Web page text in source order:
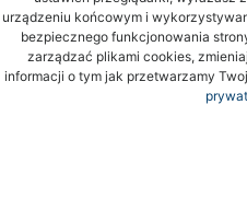
urządzeniu końcowym i
bezpiecznego funkcjonowania
zarządzać plikami cookies,
informacji o tym jak przetwarzamy